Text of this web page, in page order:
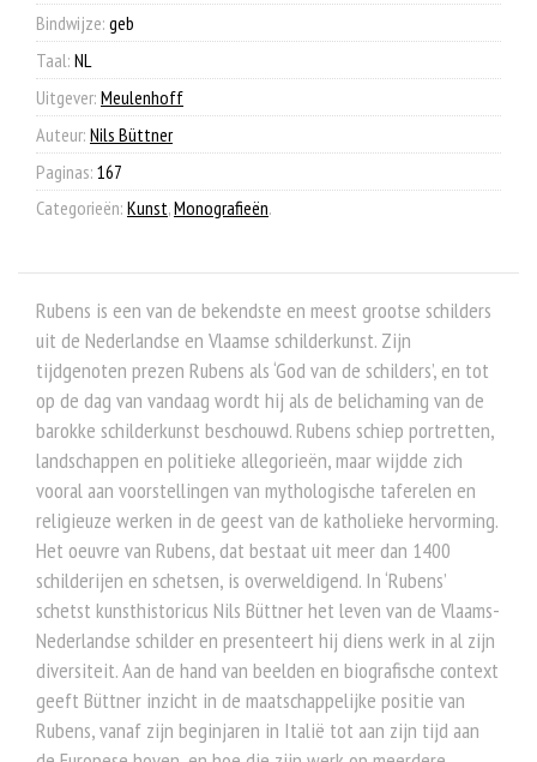
Bindwijze: geb
Taal: NL
Uitgever: Meulenhoff
Auteur: Nils Büttner
Paginas: 167
Categorieën: Kunst,Monografieën.
Rubens is een van de bekendste en meest grootse schilders
uit de Nederlandse en Vlaamse schilderkunst. Zijn
tijdgenoten prezen Rubens als ‘God van de schilders’, en tot
op de dag van vandaag wordt hij als de belichaming van de
barokke schilderkunst beschouwd. Rubens schiep portretten,
landschappen en politieke allegorieën, maar wijdde zich
vooral aan voorstellingen van mythologische taferelen en
religieuze werken in de geest van de katholieke hervorming.
Het oeuvre van Rubens, dat bestaat uit meer dan 1400
schilderijen en schetsen, is overweldigend. In ‘Rubens’
schetst kunsthistoricus Nils Büttner het leven van de Vlaams-
Nederlandse schilder en presenteert hij diens werk in al zijn
diversiteit. Aan de hand van beelden en biografische context
geeft Büttner inzicht in de maatschappelijke positie van
Rubens, vanaf zijn beginjaren in Italië tot aan zijn tijd aan